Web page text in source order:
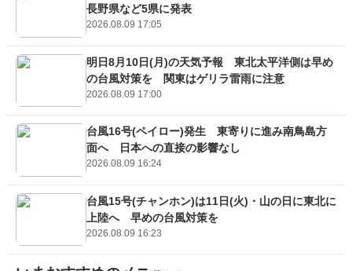
長野県など5県に発表
2026.08.09 17:05
明日8月10日(月)の天気予報 東北太平洋側は早め
の台風対策を 関東はゲリラ雷雨に注意
2026.08.09 17:00
台風16号(ペイロー)発生 東寄りに進み南鳥島方
面へ 日本への直接の影響なし
2026.08.09 16:24
台風15号(チャンホン)は11日(火)・山の日に東北に
上陸へ 早めの台風対策を
2026.08.09 16:23